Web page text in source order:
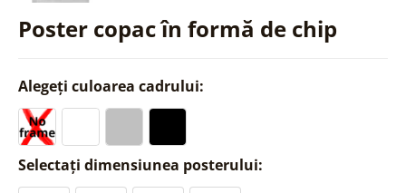
Poster copac în formă de chip
Alegeți culoarea cadrului:
Selectați dimensiunea posterului: